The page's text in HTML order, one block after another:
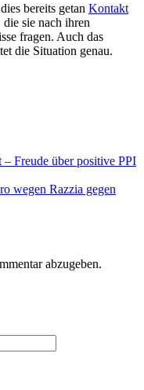
bereits getan Kontakt
sie nach ihren
fragen. Auch das
die Situation genau.
Freude über positive PPI
wegen Razzia gegen
abzugeben.